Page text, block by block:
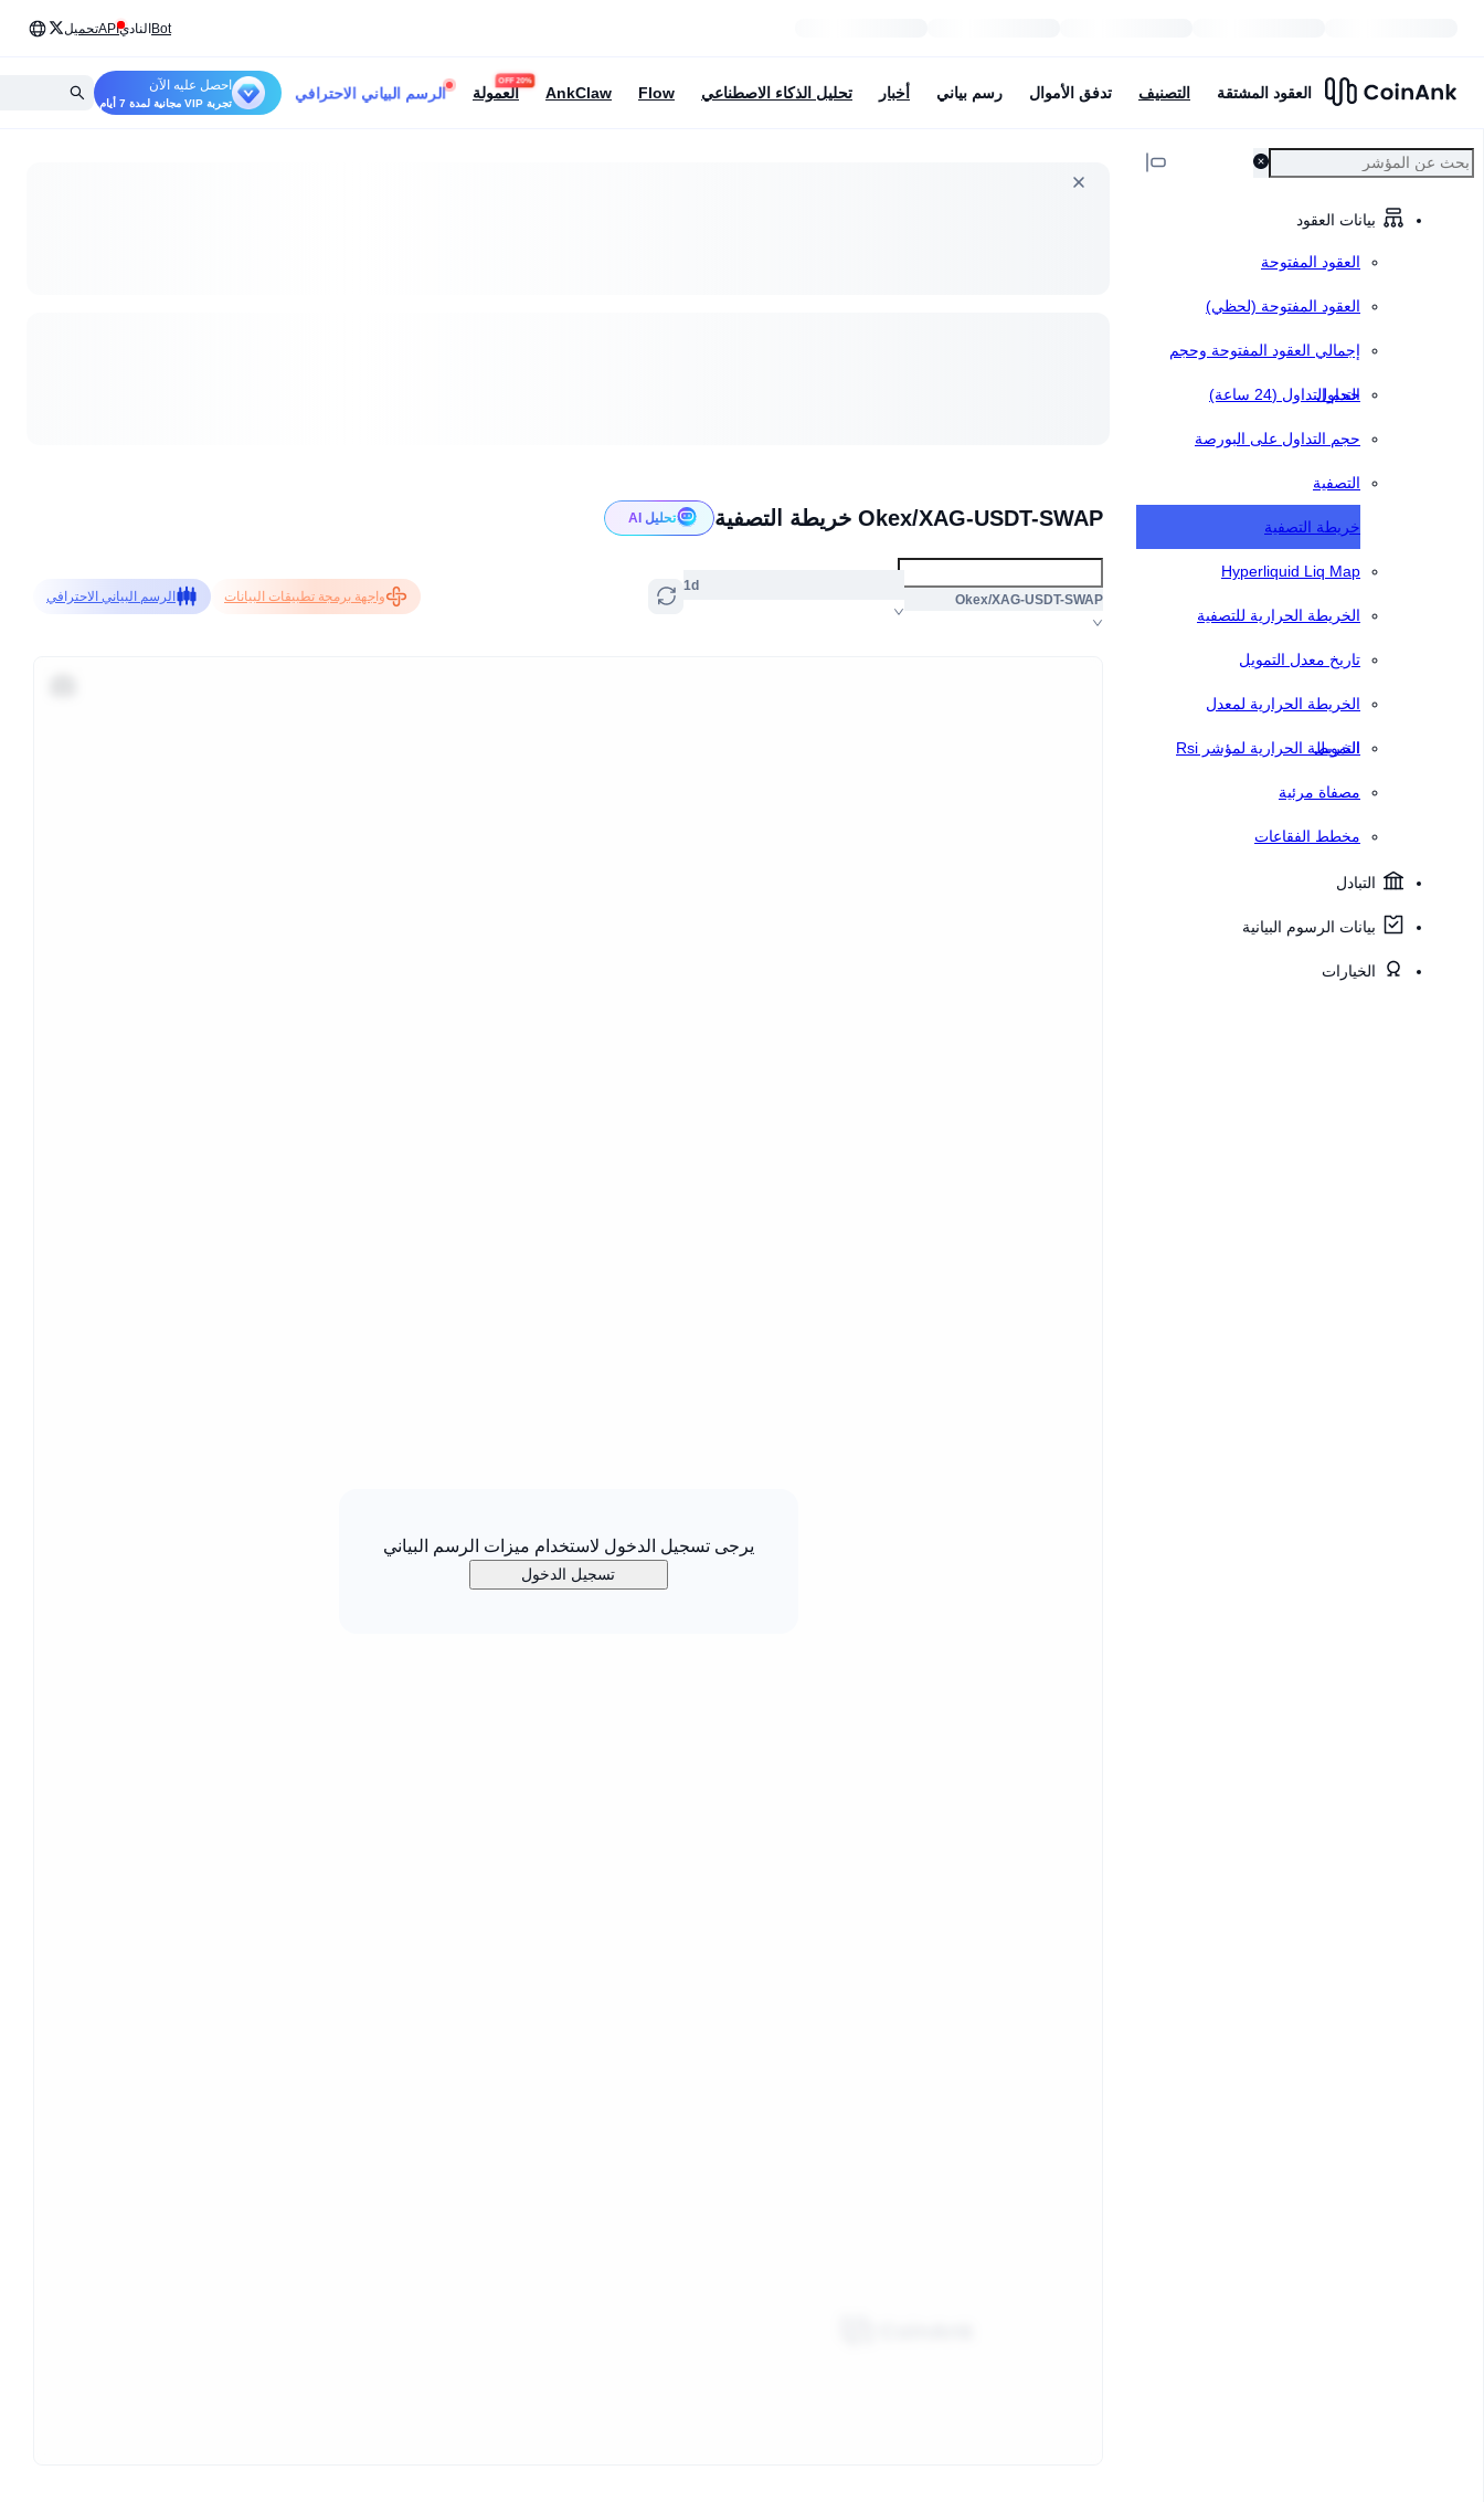
BotالناديAPIتحميل
العقود المشتقة التصنيف تدفق الأموال رسم بياني أخبار تحليل الذكاء الاصطناعي Flow
AnkClaw العمولة
20% OFF
الرسم البياني الاحترافي احصل عليه الآن
تجربة VIP مجانية لمدة 7 أيام
بيانات العقود
العقود المفتوحة
العقود المفتوحة (لحظي)
إجمالي العقود المفتوحة وحجم
التداول
حجم التداول (24 ساعة)
حجم التداول على البورصة
التصفية
خريطة التصفية
Hyperliquid Liq Map
الخريطة الحرارية للتصفية
تاريخ معدل التمويل
الخريطة الحرارية لمعدل
التمويل
الخريطة الحرارية لمؤشر Rsi
مصفاة مرئية
مخطط الفقاعات
التبادل
بيانات الرسوم البيانية
الخيارات
Okex/XAG-USDT-SWAP خريطة التصفية تحليل AI
Okex/XAG-USDT-SWAP
1d
واجهة برمجة تطبيقات البيانات الرسم البياني الاحترافي
يرجى تسجيل الدخول لاستخدام ميزات الرسم البياني
تسجيل الدخول